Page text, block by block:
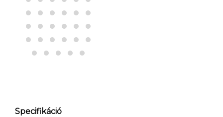
Specifikáció